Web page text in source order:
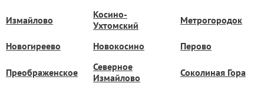
Измайлово
Косино-
Ухтомский
Метрогородок
Новогиреево Новокосино Перово
Преображенское
Северное
Измайлово
Соколиная Гора